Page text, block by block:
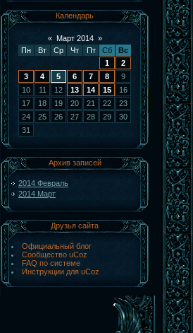
Календарь
« Март 2014 »
Пн
Вт Ср Чт Пт Сб
Вс
1
2
3
4 5 6 7 8
9
10
11 12 13 14 15
16
17
18 19 20 21 22
23
24
25 26 27 28 29
30
31
Архив записей
2014 Февраль
2014 Март
Друзья сайта
Официальный блог
Сообщество uCoz
FAQ по системе
Инструкции для uCoz